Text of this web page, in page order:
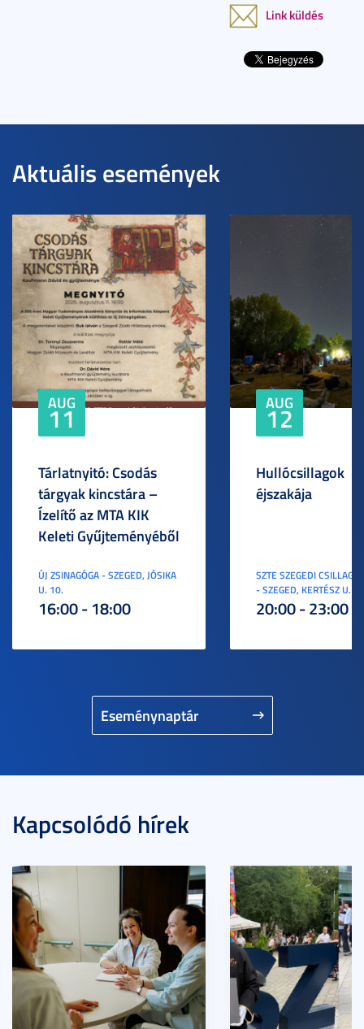
Link küldés
Aktuális események
Eseménynaptár
AUG
11
Tárlatnyitó: Csodás
tárgyak kincstára –
Ízelítő az MTA KIK
Keleti Gyűjteményéből
ÚJ ZSINAGÓGA - SZEGED, JÓSIKA
U. 10.
16:00 - 18:00
AUG
12
Hullócsillagok
éjszakája
SZTE SZEGEDI
- SZEGED, KERTÉSZ U. 3.
20:00 - 23:00
Kapcsolódó hírek